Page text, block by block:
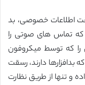
اطلاعات خصوصی، بد
که تماس های صوتی را
را که توسط میکروفون
بدافزارها دارند، رسقت
و تنها از طریق نظارت